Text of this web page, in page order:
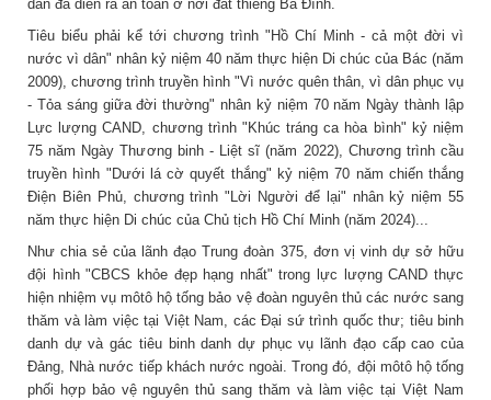
dân đã diễn ra an toàn ở nơi đất thiêng Ba Đình.
Tiêu biểu phải kể tới chương trình "Hồ Chí Minh - cả một đời vì
nước vì dân" nhân kỷ niệm 40 năm thực hiện Di chúc của Bác (năm
2009), chương trình truyền hình "Vì nước quên thân, vì dân phục vụ
- Tỏa sáng giữa đời thường" nhân kỷ niệm 70 năm Ngày thành lập
Lực lượng CAND, chương trình "Khúc tráng ca hòa bình" kỷ niệm
75 năm Ngày Thương binh - Liệt sĩ (năm 2022), Chương trình cầu
truyền hình "Dưới lá cờ quyết thắng" kỷ niệm 70 năm chiến thắng
Điện Biên Phủ, chương trình "Lời Người để lại" nhân kỷ niệm 55
năm thực hiện Di chúc của Chủ tịch Hồ Chí Minh (năm 2024)...
Như chia sẻ của lãnh đạo Trung đoàn 375, đơn vị vinh dự sở hữu
đội hình "CBCS khỏe đẹp hạng nhất" trong lực lượng CAND thực
hiện nhiệm vụ môtô hộ tống bảo vệ đoàn nguyên thủ các nước sang
thăm và làm việc tại Việt Nam, các Đại sứ trình quốc thư; tiêu binh
danh dự và gác tiêu binh danh dự phục vụ lãnh đạo cấp cao của
Đảng, Nhà nước tiếp khách nước ngoài. Trong đó, đội môtô hộ tống
phối hợp bảo vệ nguyên thủ sang thăm và làm việc tại Việt Nam